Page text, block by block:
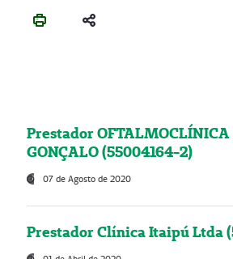
Prestador OFTALMOCLÍNICA
GONÇALO (55004164-2)
07 de Agosto de 2020
Prestador Clínica Itaipú Ltda